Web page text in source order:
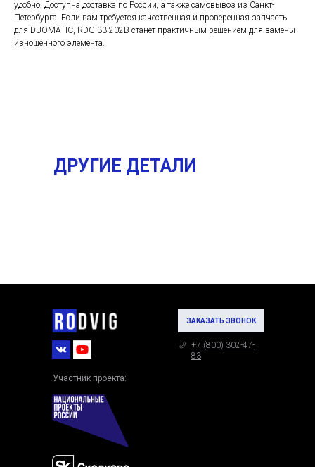
удобно. Доступна доставка по России, а также самовывоз из Санкт-
Петербурга. Если вам требуется качественная и проверенная запчасть
для DUOMATIC, RDG 33.202B станет практичным решением для замены
изношенного элемента.
ДРУГИЕ ДЕТАЛИ
ЗАКАЗАТЬ ЗВОНОК
Участник проекта:
+7 (800) 302-47-
83